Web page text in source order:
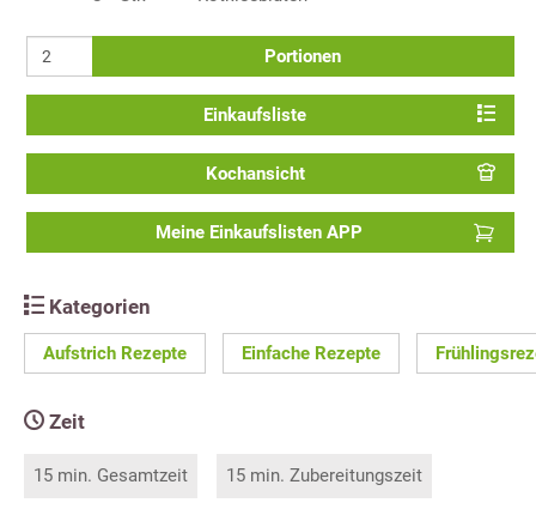
Portionen
Einkaufsliste
Kochansicht
Meine Einkaufslisten APP
Kategorien
Aufstrich Rezepte Einfache Rezepte
Zeit
15 min. Gesamtzeit 15 min. Zubereitungszeit